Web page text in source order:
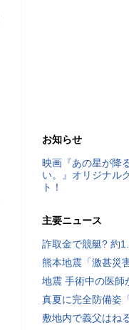
お知らせ
映画『あの星が降
い。』オリジナル
ト！
主要ニュース
詐取金で競艇? 約
熊本地震「激甚災
地震 手術中の医師
真夏に完全防備姿
敷地内で義父はね